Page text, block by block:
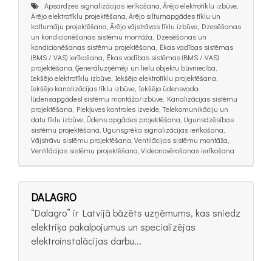
Apsardzes signalizācijas ierīkošana, Ārējo elektrotīklu izbūve,
Ārējo elektrotīklu projektēšana, Ārējo siltumapgādes tīklu un
katlumāju projektēšana, Ārējo vājstrāvas tīklu izbūve, Dzesēšanas
un kondicionēšanas sistēmu montāža, Dzesēšanas un
kondicionēšanas sistēmu projektēšana, Ēkas vadības sistēmas
(BMS / VAS) ierīkošana, Ēkas vadības sistēmas (BMS / VAS)
projektēšana, Ģenerāluzņēmēji un lielu objektu būvniecība,
Iekšējo elektrotīklu izbūve, Iekšējo elektrotīklu projektēšana,
Iekšējo kanalizācijas tīklu izbūve, Iekšējo ūdensvada
(ūdensapgādes) sistēmu montāža/izbūve, Kanalizācijas sistēmu
projektēšana, Piekļuves kontroles izveide, Telekomunikāciju un
datu tīklu izbūve, Ūdens apgādes projektēšana, Ugunsdzēsības
sistēmu projektēšana, Ugunsgrēka signalizācijas ierīkošana,
Vājstrāvu sistēmu projektēšana, Ventilācijas sistēmu montāža,
Ventilācijas sistēmu projektēšana, Videonovērošanas ierīkošana
DALAGRO
“Dalagro” ir Latvijā bāzēts uzņēmums, kas sniedz
elektriķa pakalpojumus un specializējas
elektroinstalācijas darbu...